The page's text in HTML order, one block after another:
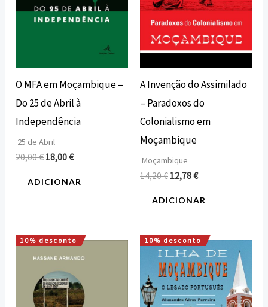
O MFA em Moçambique –
Do 25 de Abril à
Independência
25 de Abril
20,00€ 18,00€
ADICIONAR
A Invenção do Assimilado
– Paradoxos do
Colonialismo em
Moçambique
Moçambique
14,20€ 12,78€
ADICIONAR
10% desconto
O
preço
era:
12,00 €.
O
preço
é:
10,80 €.
10% desconto
O
preço
original
era:
15,00 €.
O
preço
atual
é:
13,50 €.